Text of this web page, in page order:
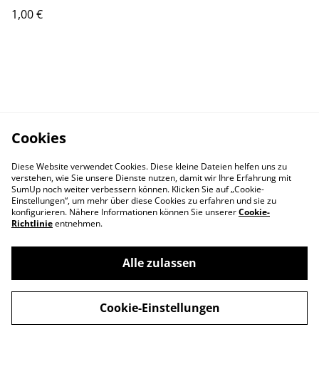
1,00 €
Privacy Policy
Cookie Policy
Cookies
Diese Website verwendet Cookies. Diese kleine Dateien helfen uns zu
verstehen, wie Sie unsere Dienste nutzen, damit wir Ihre Erfahrung mit
SumUp noch weiter verbessern können. Klicken Sie auf „Cookie-
Einstellungen“, um mehr über diese Cookies zu erfahren und sie zu
konfigurieren. Nähere Informationen können Sie unsererCookie-
Richtlinieentnehmen.
Alle zulassen
Cookie-Einstellungen